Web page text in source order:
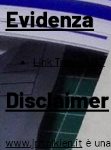
Evidenza
Link Tree – AIST
Disclaimer
www.jrrtolkien.it è